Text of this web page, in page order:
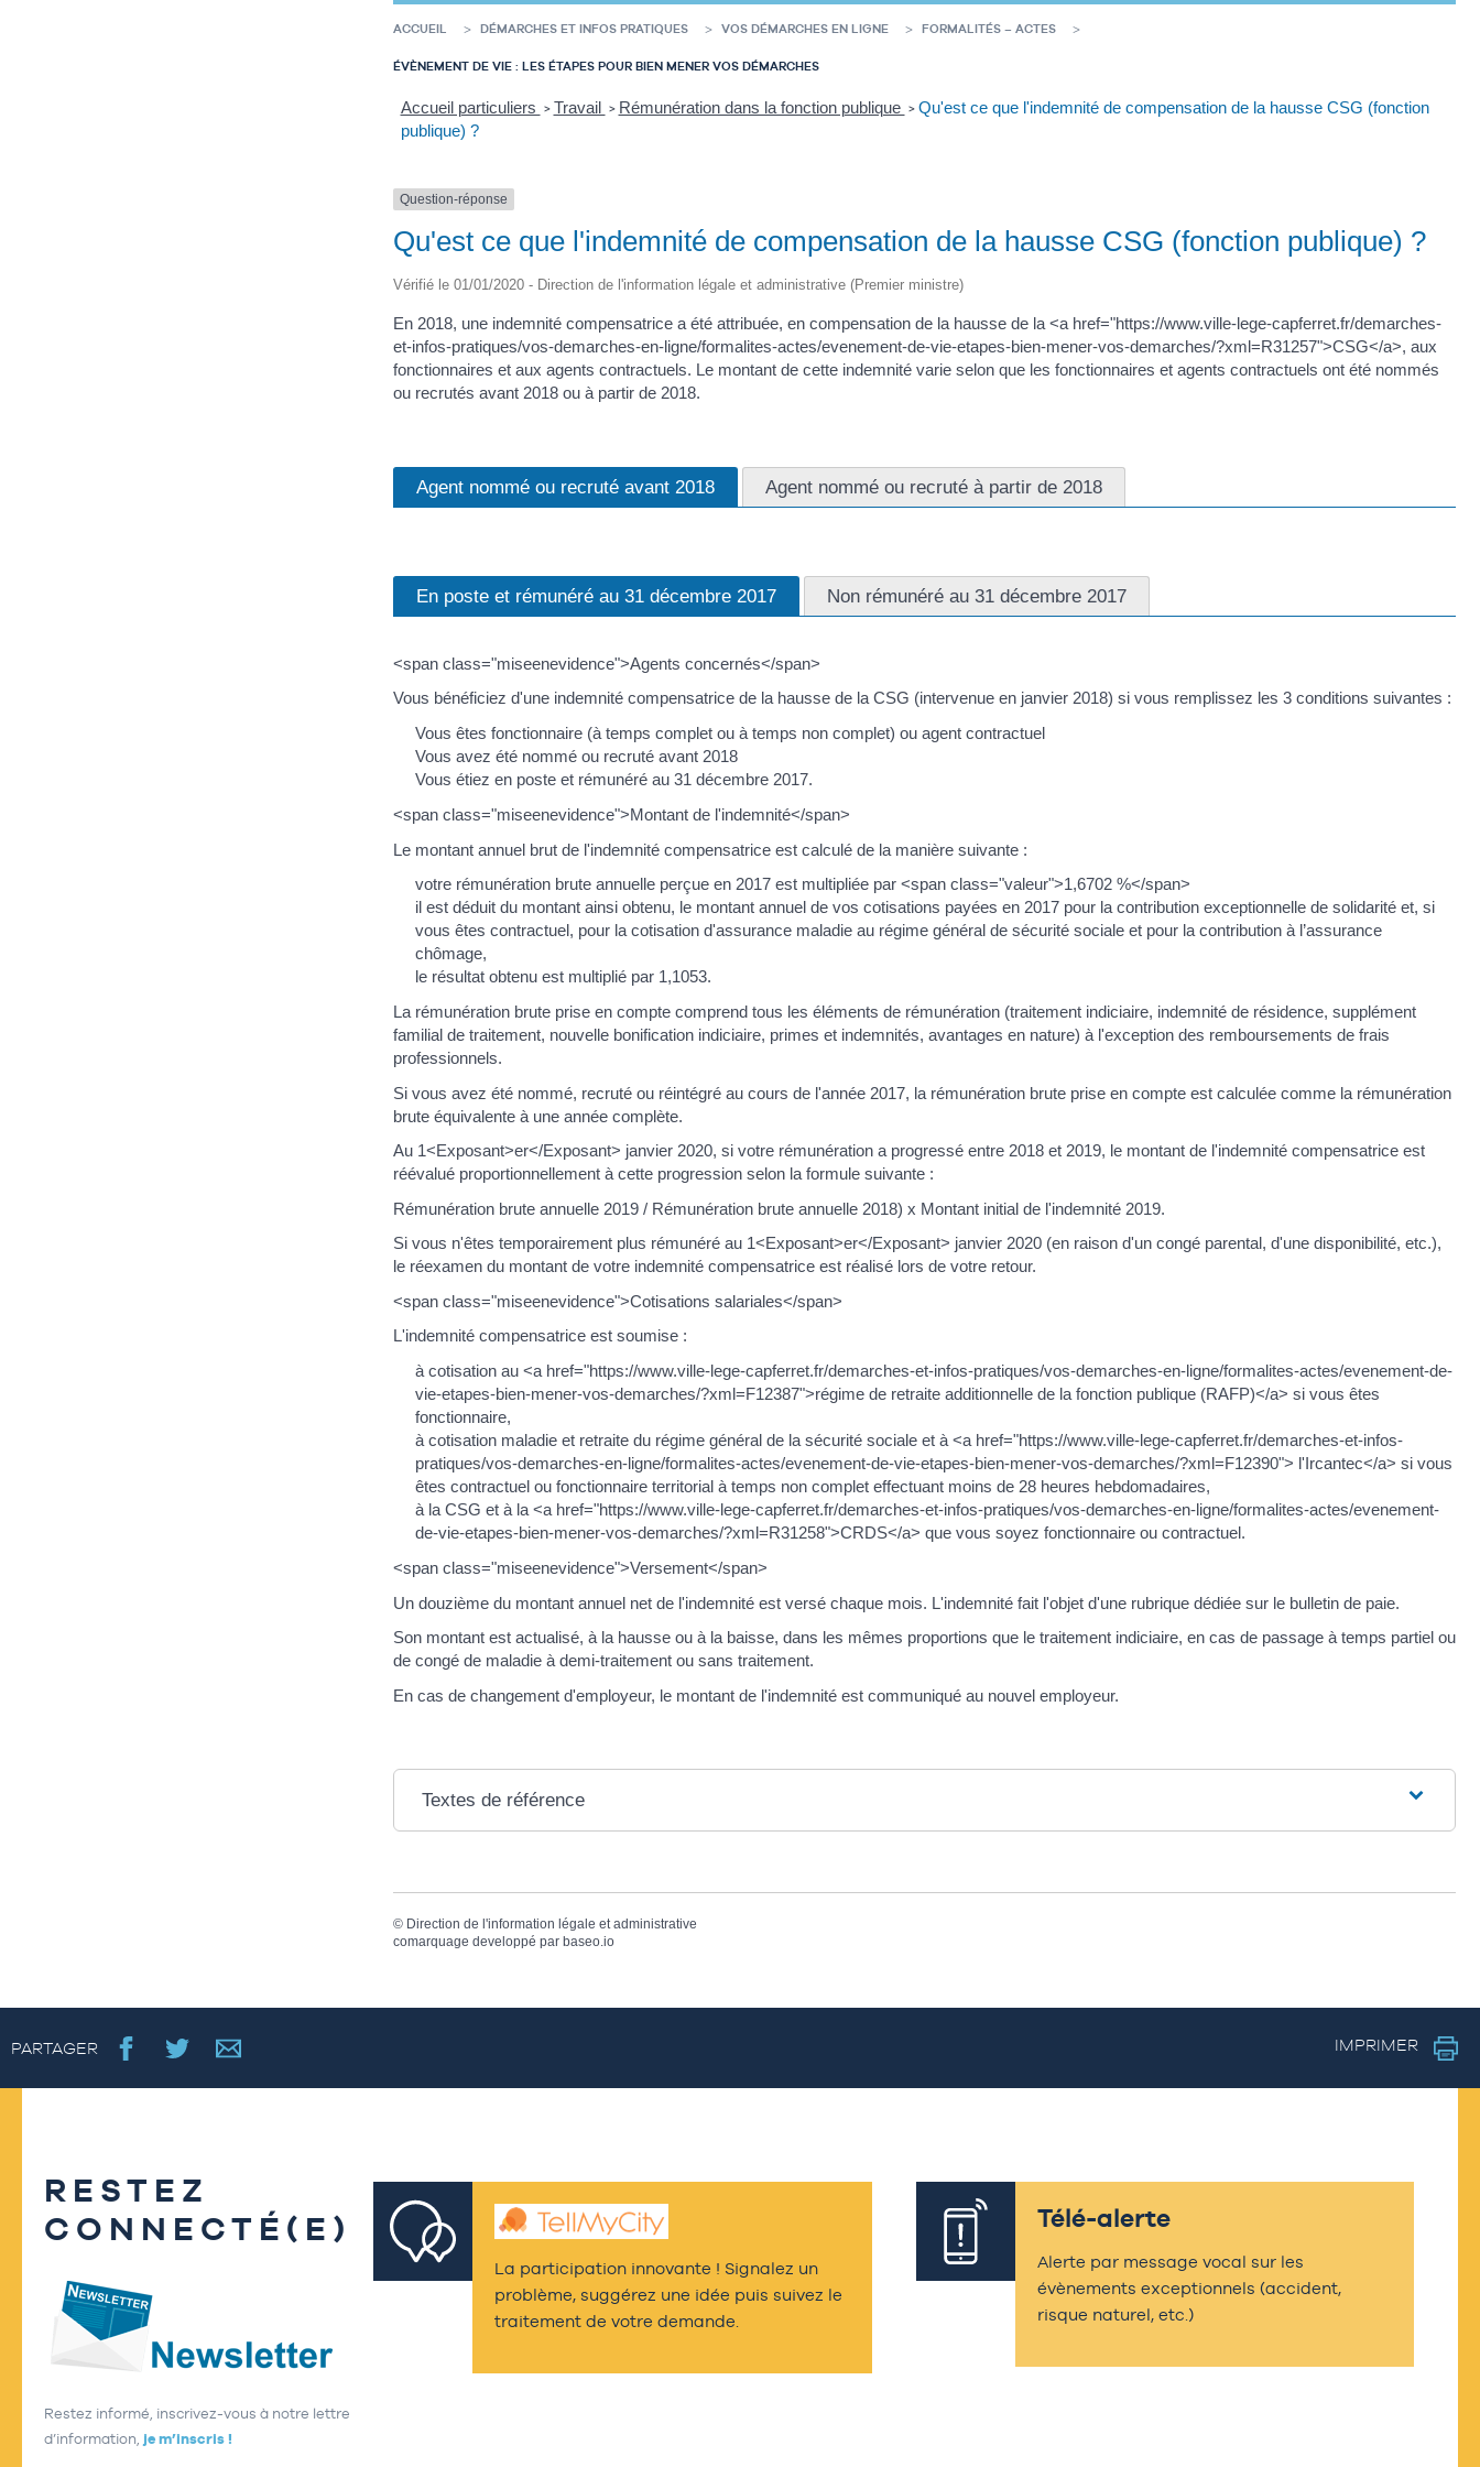
ACCUEIL DÉMARCHES ET INFOS PRATIQUES VOS DÉMARCHES EN LIGNE FORMALITÉS – ACTES
ÉVÈNEMENT DE VIE : LES ÉTAPES POUR BIEN MENER VOS DÉMARCHES
Accueil particuliers > Travail > Rémunération dans la fonction publique > Qu'est ce que l'indemnité de compensation de la hausse CSG (fonction
publique) ?
Question-réponse
Qu'est ce que l'indemnité de compensation de la hausse CSG (fonction publique) ?
Vérifié le 01/01/2020 - Direction de l'information légale et administrative (Premier ministre)
En 2018, une indemnité compensatrice a été attribuée, en compensation de la hausse de la <a href="https://www.ville-lege-capferret.fr/demarches-
et-infos-pratiques/vos-demarches-en-ligne/formalites-actes/evenement-de-vie-etapes-bien-mener-vos-demarches/?xml=R31257">CSG</a>, aux
fonctionnaires et aux agents contractuels. Le montant de cette indemnité varie selon que les fonctionnaires et agents contractuels ont été nommés
ou recrutés avant 2018 ou à partir de 2018.
Agent nommé ou recruté avant 2018 Agent nommé ou recruté à partir de 2018
En poste et rémunéré au 31 décembre 2017 Non rémunéré au 31 décembre 2017
<span class="miseenevidence">Agents concernés</span>
Vous bénéficiez d'une indemnité compensatrice de la hausse de la CSG (intervenue en janvier 2018) si vous remplissez les 3 conditions suivantes :
Vous êtes fonctionnaire (à temps complet ou à temps non complet) ou agent contractuel
Vous avez été nommé ou recruté avant 2018
Vous étiez en poste et rémunéré au 31 décembre 2017.
<span class="miseenevidence">Montant de l'indemnité</span>
Le montant annuel brut de l'indemnité compensatrice est calculé de la manière suivante :
votre rémunération brute annuelle perçue en 2017 est multipliée par <span class="valeur">1,6702 %</span>
il est déduit du montant ainsi obtenu, le montant annuel de vos cotisations payées en 2017 pour la contribution exceptionnelle de solidarité et, si
vous êtes contractuel, pour la cotisation d'assurance maladie au régime général de sécurité sociale et pour la contribution à l’assurance
chômage,
le résultat obtenu est multiplié par 1,1053.
La rémunération brute prise en compte comprend tous les éléments de rémunération (traitement indiciaire, indemnité de résidence, supplément
familial de traitement, nouvelle bonification indiciaire, primes et indemnités, avantages en nature) à l'exception des remboursements de frais
professionnels.
Si vous avez été nommé, recruté ou réintégré au cours de l'année 2017, la rémunération brute prise en compte est calculée comme la rémunération
brute équivalente à une année complète.
Au 1<Exposant>er</Exposant> janvier 2020, si votre rémunération a progressé entre 2018 et 2019, le montant de l'indemnité compensatrice est
réévalué proportionnellement à cette progression selon la formule suivante :
Rémunération brute annuelle 2019 / Rémunération brute annuelle 2018) x Montant initial de l'indemnité 2019.
Si vous n'êtes temporairement plus rémunéré au 1<Exposant>er</Exposant> janvier 2020 (en raison d'un congé parental, d'une disponibilité, etc.),
le réexamen du montant de votre indemnité compensatrice est réalisé lors de votre retour.
<span class="miseenevidence">Cotisations salariales</span>
L'indemnité compensatrice est soumise :
à cotisation au <a href="https://www.ville-lege-capferret.fr/demarches-et-infos-pratiques/vos-demarches-en-ligne/formalites-actes/evenement-de-
vie-etapes-bien-mener-vos-demarches/?xml=F12387">régime de retraite additionnelle de la fonction publique (RAFP)</a> si vous êtes
fonctionnaire,
à cotisation maladie et retraite du régime général de la sécurité sociale et à <a href="https://www.ville-lege-capferret.fr/demarches-et-infos-
pratiques/vos-demarches-en-ligne/formalites-actes/evenement-de-vie-etapes-bien-mener-vos-demarches/?xml=F12390"> l'Ircantec</a> si vous
êtes contractuel ou fonctionnaire territorial à temps non complet effectuant moins de 28 heures hebdomadaires,
à la CSG et à la <a href="https://www.ville-lege-capferret.fr/demarches-et-infos-pratiques/vos-demarches-en-ligne/formalites-actes/evenement-
de-vie-etapes-bien-mener-vos-demarches/?xml=R31258">CRDS</a> que vous soyez fonctionnaire ou contractuel.
<span class="miseenevidence">Versement</span>
Un douzième du montant annuel net de l'indemnité est versé chaque mois. L'indemnité fait l'objet d'une rubrique dédiée sur le bulletin de paie.
Son montant est actualisé, à la hausse ou à la baisse, dans les mêmes proportions que le traitement indiciaire, en cas de passage à temps partiel ou
de congé de maladie à demi-traitement ou sans traitement.
En cas de changement d'employeur, le montant de l'indemnité est communiqué au nouvel employeur.
Textes de référence
© Direction de l'information légale et administrative
comarquage developpé par baseo.io
PARTAGER IMPRIMER
RESTEZ
CONNECTÉ(E)
Restez informé, inscrivez-vous à notre lettre
d’information, je m’inscris !
La participation innovante ! Signalez un
problème, suggérez une idée puis suivez le
traitement de votre demande.
Télé-alerte
Alerte par message vocal sur les
évènements exceptionnels (accident,
risque naturel, etc.)